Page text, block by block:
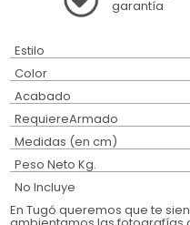
garantía
Estilo
Color
Acabado
RequiereArmado
Medidas (en cm)
Peso Neto Kg.
No Incluye
En Tugó queremos que te